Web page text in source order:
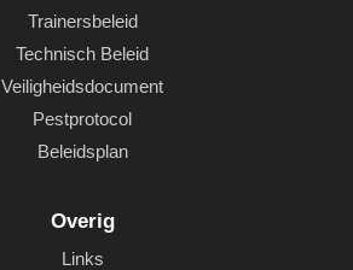
Trainersbeleid
Technisch Beleid
Veiligheidsdocument
Pestprotocol
Beleidsplan
Overig
Links